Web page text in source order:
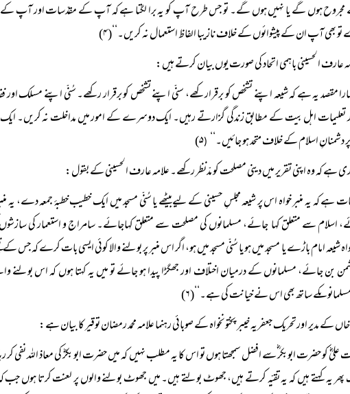
ہوں گے یا نہیں ہوں گے۔ تو جس طرح آپ کو یہ برا لگتا ہے کہ آپ کے مقدّسات اور آپ کے
بھی آپ ان کے پیشوائوں کے خلاف نازیبا الفاظ استعمال نہ کریں۔‘‘(۴)
عارف الحسینی باہمی اتحاد کی صورت یوں بیان کرتے ہیں:
مقصد یہ ہے کہ شیعہ اپنے تشخص کو برقرار کھے، سنّی اپنے تشخص کو برقرار رکھے۔ سُنّی اپنے مسلک
اور تعلیمات اہل بیت کے مطابق زندگی گزارتے رہیں۔ ایک دوسرے کے امور میں مداخلت نہ کریں۔
دشمنانِ اسلام کے خلاف متحد ہو جائیں۔‘‘ (۵)
کہ وہ اپنی تقریر میں دینی مصلحت کو مدّنظر رکھے۔ علامہ عارف الحسینی کے بقول:
بات ہے کہ یہ منبر خواہ اس پر شیعہ مجلسِ حسینی کے لیےبیٹھے یا سُنّی مسجد میں ایک خطیب خطبۂ جمعہ دے،
اسلام سے متعلق کہا جائے، مسلمانوں کی مصلحت سے متعلق کہاجائے۔ سامراج و استعمار کی
شیعہ امام باڑے یا مسجد میں ہو یا سُنّی مسجد میں ہو، اگر اس منبر پر بولنے والا کوئی ایسی بات کرے کہ
بن جائے، مسلمانوں کے درمیان اختلاف اور جھگڑا پیدا ہو جائے تو میں یہ کہتا ہوں کہ اس
ساتھ بھی اس نے خیانت کی ہے۔‘‘(۶)
کے مدیر اورتحریک جعفریہ خیبر پختونخواہ کے صوبائی رہنما علامہ محمد رمضان توقیر کا بیان ہے:
علیؓ کو حضرت ابوبکر ؓسے افضل سمجھتا ہوں تو اس کا یہ مطلب نہیں کہ میں حضرت ابو بکرؓ کی معاذ اللہ نفی
یہ کہتے ہیں کہ یہ تقیّہ کرتے ہیں، جھوٹ بولتے ہیں۔ میں جھوٹ بولنے والوں پر لعنت کرتا ہوں جب کہ